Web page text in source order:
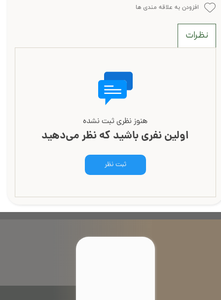
افزودن به علاقه مندی ها
نظرات
هنوز نظری ثبت نشده
اولین نفری باشید که نظر می‌دهید
ثبت نظر